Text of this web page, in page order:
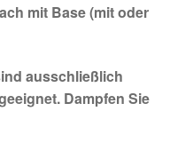
mit Base (mit oder
ausschließlich
Dampfen Sie